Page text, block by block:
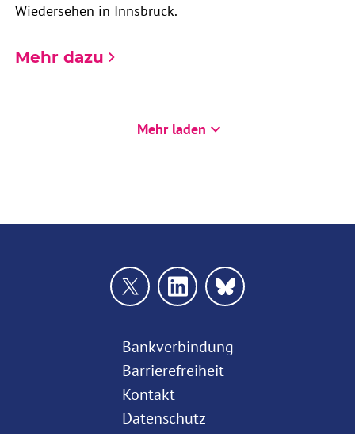
Wiedersehen in Innsbruck.
Mehr dazu
Mehr laden
Bankverbindung
Barrierefreiheit
Kontakt
Datenschutz